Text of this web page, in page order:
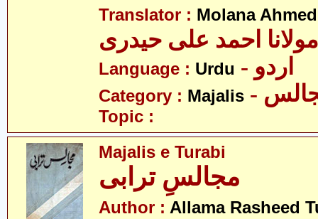
Translator : Molana
مولانا احمد علی حیدری
Language : Urdu - اردو
Category : Majalis
Topic :
Majalis e Turabi
مجالسِ ترابی
Author : Allama Rasheed